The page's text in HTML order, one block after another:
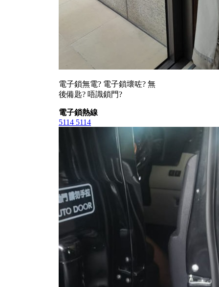
電子鎖無電? 電子鎖壞咗? 無
後備匙? 唔識鎖門?
電子鎖熱線
5114 5114